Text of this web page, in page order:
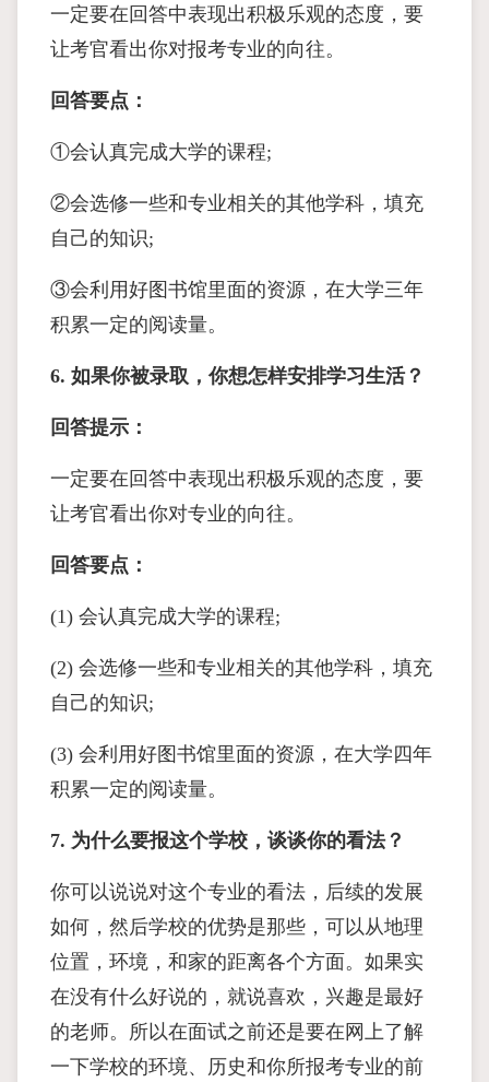
一定要在回答中表现出积极乐观的态度，要
让考官看出你对报考专业的向往。
回答要点：
①会认真完成大学的课程;
②会选修一些和专业相关的其他学科，填充
自己的知识;
③会利用好图书馆里面的资源，在大学三年
积累一定的阅读量。
6. 如果你被录取，你想怎样安排学习生活？
回答提示：
一定要在回答中表现出积极乐观的态度，要
让考官看出你对专业的向往。
回答要点：
(1) 会认真完成大学的课程;
(2) 会选修一些和专业相关的其他学科，填充
自己的知识;
(3) 会利用好图书馆里面的资源，在大学四年
积累一定的阅读量。
7. 为什么要报这个学校，谈谈你的看法？
你可以说说对这个专业的看法，后续的发展
如何，然后学校的优势是那些，可以从地理
位置，环境，和家的距离各个方面。如果实
在没有什么好说的，就说喜欢，兴趣是最好
的老师。所以在面试之前还是要在网上了解
一下学校的环境、历史和你所报考专业的前